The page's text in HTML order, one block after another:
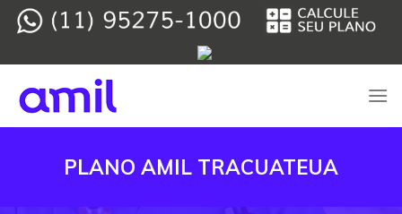
Skip
PLANO AMIL TRACUATEUA